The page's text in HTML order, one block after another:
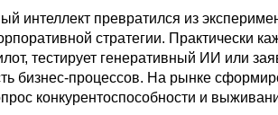
интеллект превратился из
стратегии. Практически
тестирует генеративный ИИ или
бизнес-процессов. На рынке
конкурентоспособности и